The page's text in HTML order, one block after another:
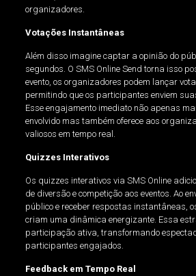
organizadores.
Votações Instantâneas
Além disso imagine captar a opinião do
segundos. O SMS Online Send torna isso
evento, os organizadores podem lançar
permitindo que os participantes enviem
Esse engajamento imediato não apenas
envolvido mas também oferece aos
valiosos em tempo real.
Quizzes Interativos
Os quizzes interativos via SMS Online
de diversão e competição aos eventos. Ao
público e receber respostas instantâneas,
criam uma dinâmica energizante. Essa
participação ativa, transformando
participantes engajados.
Feedback em Tempo Real